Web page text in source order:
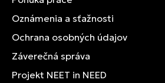
Oznámenia a sťažnosti
Ochrana osobných údajov
Záverečná správa
Projekt NEET in NEED